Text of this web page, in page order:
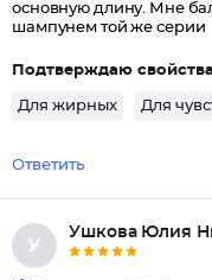
основную длину. Мне
шампунем той же серии
Подтверждаю свойства
Для жирных Для
Ответить
У